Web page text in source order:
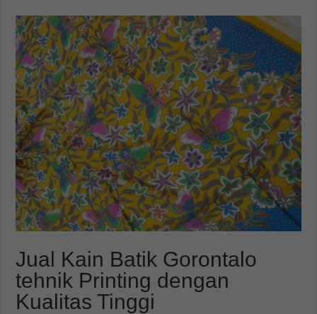
Jual Kain Batik Gorontalo
tehnik Printing dengan
Kualitas Tinggi